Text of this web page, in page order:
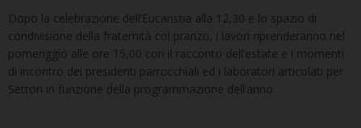
Dopo la celebrazione dell’Eucaristia alla 12,30 e lo spazio di
condivisione della fraternità col pranzo, i lavori riprenderanno nel
pomeriggio alle ore 15,00 con il racconto dell’estate e i momenti
di incontro dei presidenti parrocchiali ed i laboratori articolati per
Settori in funzione della programmazione dell’anno.